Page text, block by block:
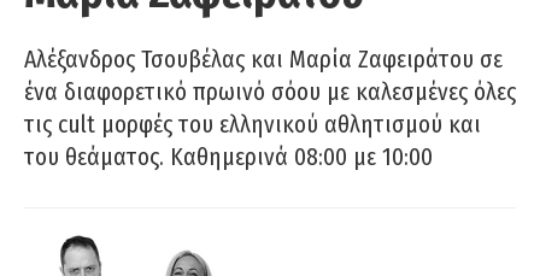
Αλέξανδρος Τσουβέλας και Μαρία Ζαφειράτου σε
ένα διαφορετικό πρωινό σόου με καλεσμένες όλες
τις cult μορφές του ελληνικού αθλητισμού και
του θεάματος. Καθημερινά 08:00 με 10:00